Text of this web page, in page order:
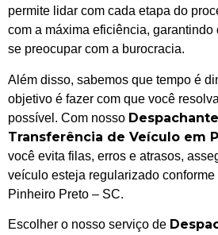
permite lidar com cada etapa do
com a máxima eficiência,
se preocupar com a burocracia.
Além disso, sabemos que tempo é
objetivo é fazer com que você
possível. Com nosso
Transferência de Veículo em
você evita filas, erros e atrasos,
veículo esteja regularizado
Pinheiro Preto – SC.
Escolher o nosso serviço de